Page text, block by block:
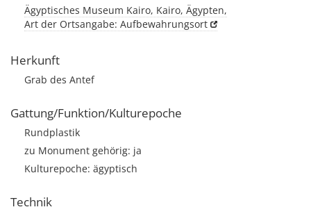
Ägyptisches Museum Kairo, Kairo, Ägypten,
Art der Ortsangabe: Aufbewahrungsort
Herkunft
Grab des Antef
Gattung/Funktion/Kulturepoche
Rundplastik
zu Monument gehörig: ja
Kulturepoche: ägyptisch
Technik